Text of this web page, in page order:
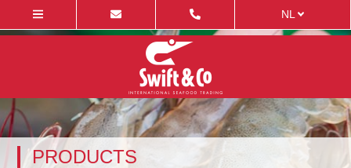
NL
PRODUCTS